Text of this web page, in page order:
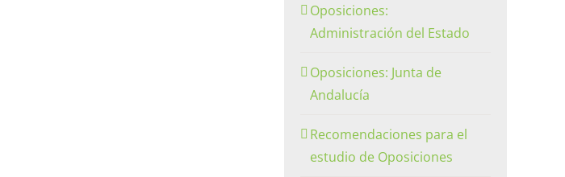
Oposiciones:
Administración del Estado
Oposiciones: Junta de
Andalucía
Recomendaciones para el
estudio de Oposiciones